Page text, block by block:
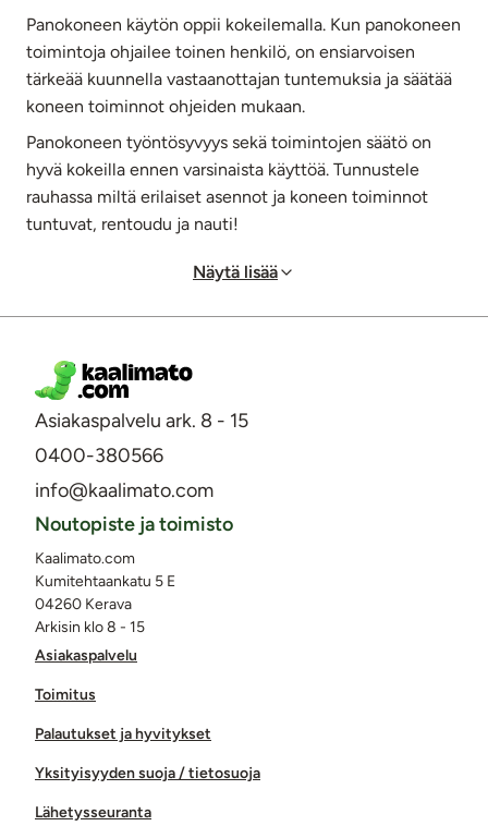
Panokoneen käytön oppii kokeilemalla. Kun panokoneen
toimintoja ohjailee toinen henkilö, on ensiarvoisen
tärkeää kuunnella vastaanottajan tuntemuksia ja säätää
koneen toiminnot ohjeiden mukaan.
Panokoneen työntösyvyys sekä toimintojen säätö on
hyvä kokeilla ennen varsinaista käyttöä. Tunnustele
rauhassa miltä erilaiset asennot ja koneen toiminnot
tuntuvat, rentoudu ja nauti!
Näytä lisää
Asiakaspalvelu ark. 8 - 15
0400-380566
info@kaalimato.com
Asiakaspalvelu
Toimitus
Palautukset ja hyvitykset
Yksityisyyden suoja / tietosuoja
Lähetysseuranta
Noutopiste ja toimisto
Kaalimato.com
Kumitehtaankatu 5 E
04260 Kerava
Arkisin klo 8 - 15